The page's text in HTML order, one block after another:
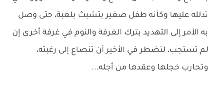
تدلله عليها وكأنه طفل صغير يتشبث بلعبة، حتى وصل
به الأمر إلى التهديد بترك الغرفة والنوم في غرفة أخرى إن
لم تستجب، لتضطر في الأخير أن تنصاع إلى رغبته،
وتحارب خجلها وعقدها من أجله...